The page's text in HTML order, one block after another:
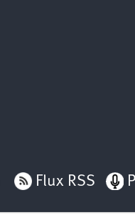
Flux RSS